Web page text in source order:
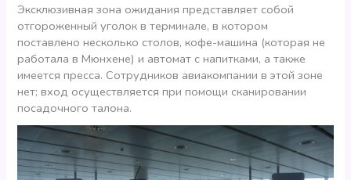
Эксклюзивная зона ожидания представляет собой
отгороженный уголок в терминале, в котором
поставлено несколько столов, кофе-машина (которая не
работала в Мюнхене) и автомат с напитками, а также
имеется пресса. Сотрудников авиакомпании в этой зоне
нет; вход осуществляется при помощи сканировании
посадочного талона.